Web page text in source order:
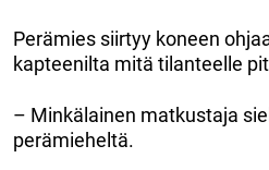
Perämies siirtyy koneen
kapteenilta mitä tilanteelle
– Minkälainen matkustaja
perämieheltä.